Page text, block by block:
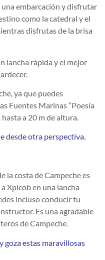
embarcación y disfrutar
como la catedral y el
disfrutas de la brisa
lancha rápida y el mejor
ya que puedes
Fuentes Marinas “Poesía
a 20 m de altura.
desde otra perspectiva.
la costa de Campeche es
Xpicob en una lancha
incluso conducir tu
Es una agradable
de Campeche.
goza estas maravillosas